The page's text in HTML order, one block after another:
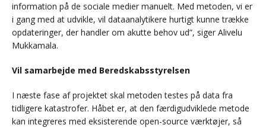
information på de sociale medier manuelt. Med metoden, vi er
i gang med at udvikle, vil dataanalytikere hurtigt kunne trække
opdateringer, der handler om akutte behov ud”, siger Alivelu
Mukkamala.
Vil samarbejde med Beredskabsstyrelsen
I næste fase af projektet skal metoden testes på data fra
tidligere katastrofer. Håbet er, at den færdigudviklede metode
kan integreres med eksisterende open-source værktøjer, så